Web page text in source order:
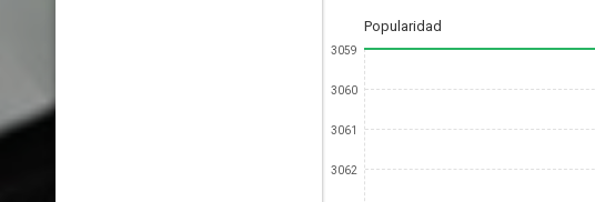
Popularidad
3059
3060
3061
3062